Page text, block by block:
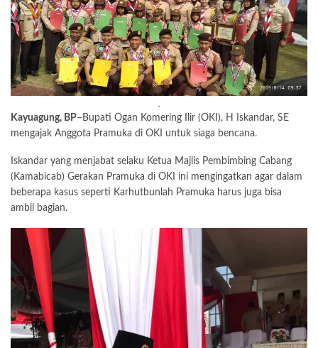
.
Kayuagung, BP–Bupati Ogan Komering Ilir (OKI), H Iskandar, SE
mengajak Anggota Pramuka di OKI untuk siaga bencana.
Iskandar yang menjabat selaku Ketua Majlis Pembimbing Cabang
(Kamabicab) Gerakan Pramuka di OKI ini mengingatkan agar dalam
beberapa kasus seperti Karhutbunlah Pramuka harus juga bisa
ambil bagian.